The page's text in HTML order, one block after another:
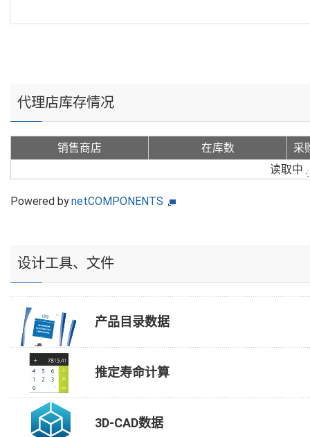
代理店库存情况
销售商店 在库数
采
读取中
Powered bynetCOMPONENTS
设计工具、文件
产品目录数据
推定寿命计算
3D-CAD数据